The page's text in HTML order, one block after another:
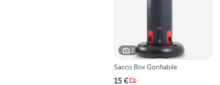
2
Sacco Box Gonfiabile
15 €